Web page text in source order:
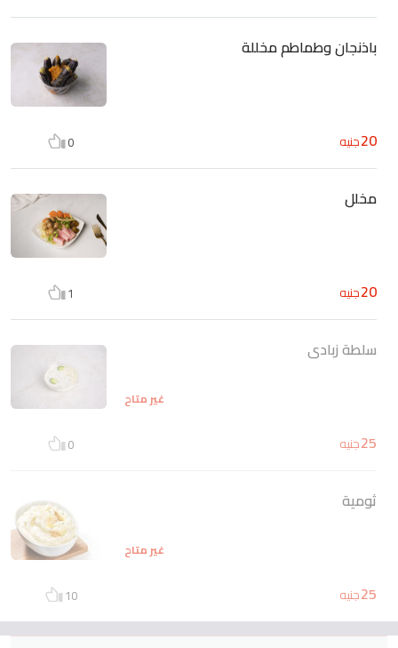
باذنجان وطماطم مخللة
20جنيه 0
مخلل
20جنيه 1
سلطة زبادى
غير متاح
25جنيه 0
ثومية
غير متاح
25جنيه 10